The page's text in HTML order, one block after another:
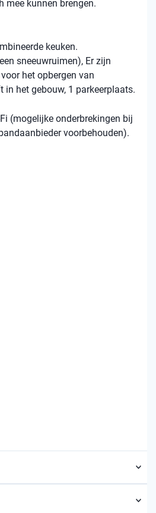
mee kunnen brengen.
keuken.
sneeuwruimen), Er zijn
het opbergen van
in het gebouw, 1 parkeerplaats.
(mogelijke onderbrekingen bij
voorbehouden).